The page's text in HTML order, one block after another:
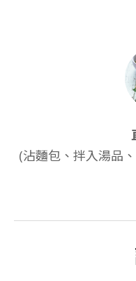
(沾麵包、拌入湯品